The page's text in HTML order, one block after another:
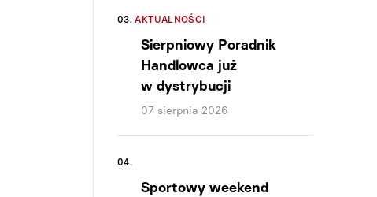
03. AKTUALNOŚCI
Sierpniowy Poradnik
Handlowca już
w dystrybucji
07 sierpnia 2026
04.
Sportowy weekend